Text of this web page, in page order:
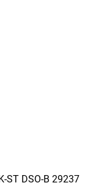
ST DSO-B 29237